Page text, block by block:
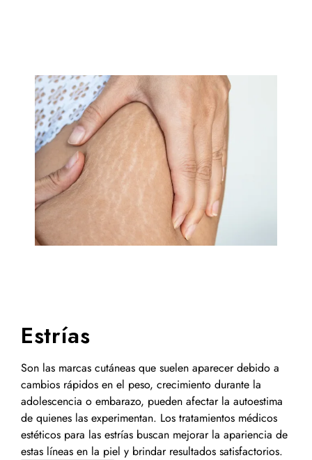
Estrías
Son las marcas cutáneas que suelen aparecer debido a
cambios rápidos en el peso, crecimiento durante la
adolescencia o embarazo, pueden afectar la autoestima
de quienes las experimentan. Los tratamientos médicos
estéticos para las estrías buscan mejorar la apariencia de
estas líneas en la piel y brindar resultados satisfactorios.